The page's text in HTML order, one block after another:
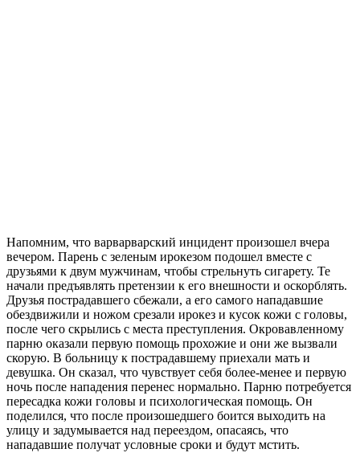
Напомним, что варварварский инцидент произошел вчера
вечером. Парень с зеленым ирокезом подошел вместе с
друзьями к двум мужчинам, чтобы стрельнуть сигарету. Те
начали предъявлять претензии к его внешности и оскорблять.
Друзья пострадавшего сбежали, а его самого нападавшие
обездвижили и ножом срезали ирокез и кусок кожи с головы,
после чего скрылись с места преступления. Окровавленному
парню оказали первую помощь прохожие и они же вызвали
скорую. В больницу к пострадавшему приехали мать и
девушка. Он сказал, что чувствует себя более-менее и первую
ночь после нападения перенес нормально. Парню потребуется
пересадка кожи головы и психологическая помощь. Он
поделился, что после произошедшего боится выходить на
улицу и задумывается над переездом, опасаясь, что
нападавшие получат условные сроки и будут мстить.